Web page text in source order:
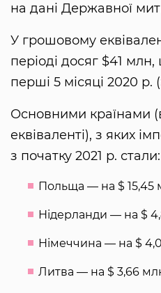
на дані Державної
У грошовому
періоді досяг $41
перші 5 місяці 2020 р.
Основними країнами
еквіваленті), з яких
з початку 2021 р. стали:
Польща — на $ 15,45
Нідерланди — на $
Німеччина — на $
Литва — на $ 3,66